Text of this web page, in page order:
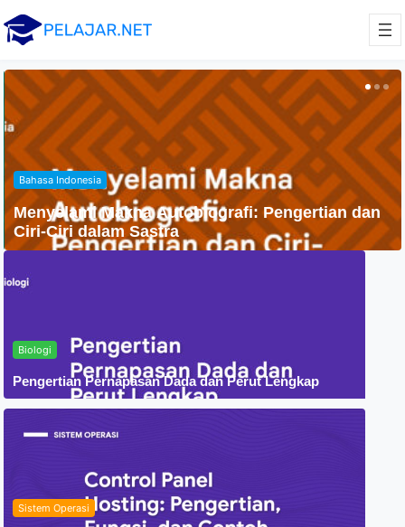
Agama
Penyebaran Agama Islam Di Indonesia
Biologi
Pengertian Pernapasan Dada dan Perut Lengkap
Sistem Operasi